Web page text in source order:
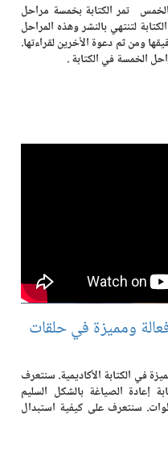
الخمس تمر الكتابة بخمسة مراحل
لتنتهي بالنشر وهذه المراحل
ومن ثم دعوة الأخرين لقراءتها.
الخمسة في الكتابة .
ومميزة في حلقات
في الكتابة الأكاديمية. سنتعرف
إعادة الصياغة بالشكل السليم
وعلى منهجية بـ5 خطوات. سنتعرف على كيفية استبدال